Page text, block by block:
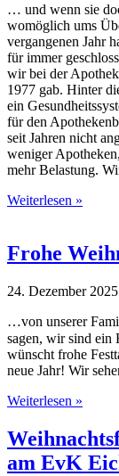
… und wenn sie
womöglich ums
vergangenen Jahr
für immer
wir bei der
1977 gab. Hinter
ein
für den
seit Jahren nicht
weniger
mehr Belastung.
Weiterlesen »
Frohe
24. Dezember 2025
…von unserer
sagen, wir sind ein
wünscht frohe
neue Jahr! Wir
Weiterlesen »
am EvK